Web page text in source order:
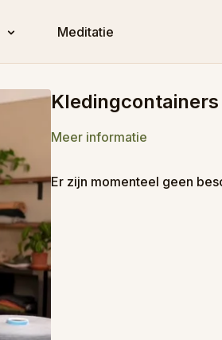
Meditatie
Meer informatie
Er zijn momenteel geen